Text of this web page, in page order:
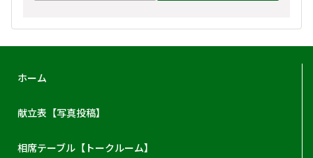
ホーム
献立表【写真投稿】
相席テーブル【トークルーム】